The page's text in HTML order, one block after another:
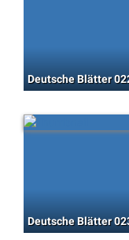
Deutsche Blätter
Deutsche Blätter